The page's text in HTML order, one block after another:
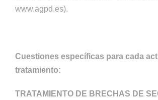
www.agpd.es).
Cuestiones específicas para cada
tratamiento:
TRATAMIENTO DE BRECHAS DE